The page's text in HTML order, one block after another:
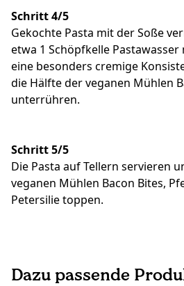
Schritt 4/5
Gekochte Pasta mit der Soße
etwa 1 Schöpfkelle
eine besonders cremige
die Hälfte der veganen Mühlen
unterrühren.
Schritt 5/5
Die Pasta auf Tellern servieren
veganen Mühlen Bacon Bites,
Petersilie toppen.
Dazu passende